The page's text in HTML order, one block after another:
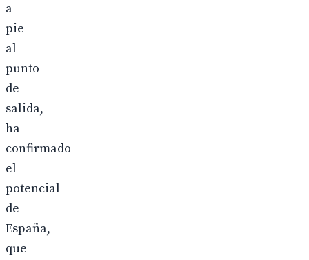
a
pie
al
punto
de
salida,
ha
confirmado
el
potencial
de
España,
que